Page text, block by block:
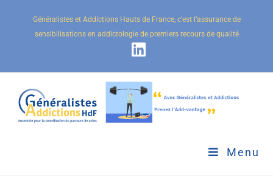
Généralistes et Addictions Hauts de France, c’est l’assurance de
sensibilisations en addictologie de premiers recours de qualité
Menu